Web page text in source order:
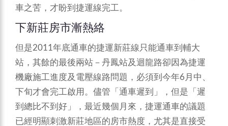
車之苦，才盼到捷運線完工。
下新莊房市漸熱絡
但是2011年底通車的捷運新莊線只能通車到輔大
站，其餘的最後兩站－丹鳳站及迴龍路卻因為捷運
機廠施工進度及電壓線路問題，必須到今年6月中、
下旬才會完工啟用。儘管「通車遲到」，但是「遲
到總比不到好」，最近幾個月來，捷運通車的議題
已經明顯刺激新莊地區的房市熱度，尤其是直接受